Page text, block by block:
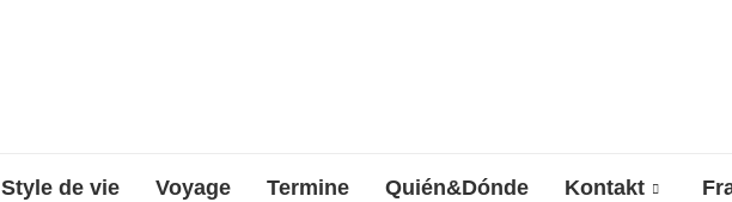
Style de vie Voyage Termine Quién&Dónde Kontakt